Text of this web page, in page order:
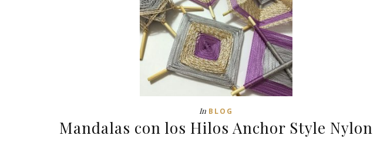
In BLOG
Mandalas con los Hilos Anchor Style Nylon